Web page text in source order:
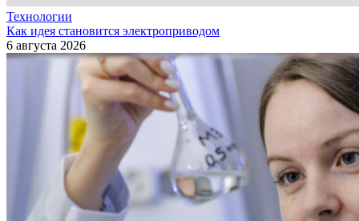
Технологии
Как идея становится электроприводом
6 августа 2026